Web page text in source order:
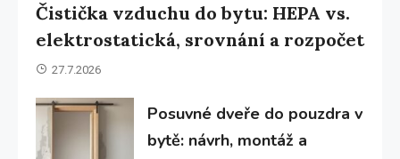
Čistička vzduchu do bytu: HEPA vs.
elektrostatická, srovnání a rozpočet
27.7.2026
Posuvné dveře do pouzdra v
bytě: návrh, montáž a